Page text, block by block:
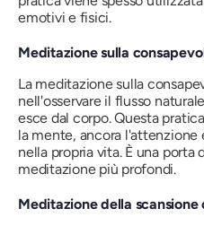
emotivi e fisici.
Meditazione sulla
La meditazione sulla
nell'osservare il flusso
esce dal corpo. Questa
la mente, ancora l'attenzione
nella propria vita. È una porta
meditazione più profondi.
Meditazione della scansione